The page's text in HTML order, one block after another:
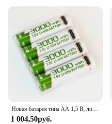
1 004,50руб.